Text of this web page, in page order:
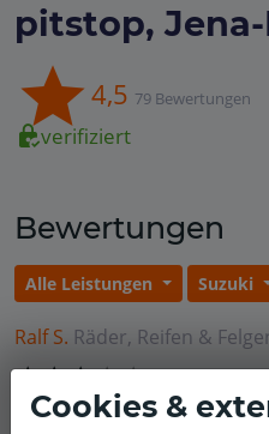
pitstop,
4,5 79 Bewertungen
verifiziert
Bewertungen
Alle Leistungen Suzuki
Ralf S. Räder, Reifen &
3,0/5
Leider war der
Cookies &